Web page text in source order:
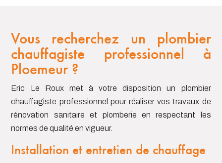
Vous recherchez un plombier
chauffagiste professionnel à
Ploemeur ?
Eric Le Roux met à votre disposition un plombier
chauffagiste professionnel pour réaliser vos travaux de
rénovation sanitaire et plomberie en respectant les
normes de qualité en vigueur.
Installation et entretien de chauffage